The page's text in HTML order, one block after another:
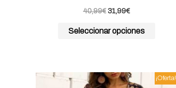
40,99€ 31,99€
Seleccionar opciones
¡Oferta!
El
precio
El
precio
Este